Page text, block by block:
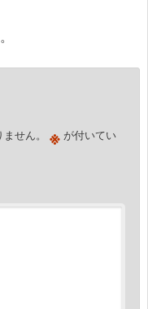
せん。 ※が付いてい